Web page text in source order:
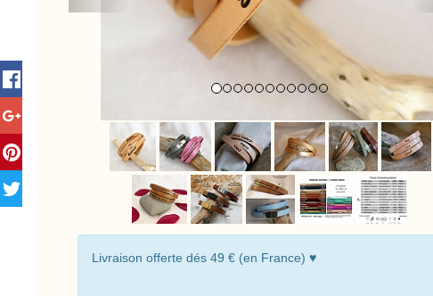
Livraison offerte dés 49 € (en France) ♥